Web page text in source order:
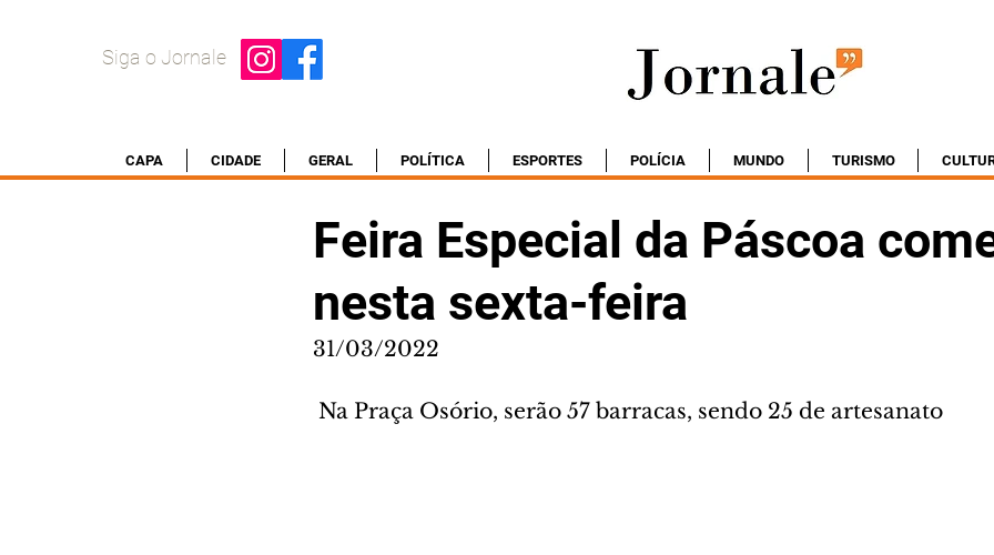
Siga o Jornale
CAPA CIDADE GERAL POLÍTICA ESPORTES POLÍCIA MUNDO TURISMO
Feira Especial da Páscoa
nesta sexta-feira
31/03/2022
Na Praça Osório, serão 57 barracas, sendo 25 de artesanato